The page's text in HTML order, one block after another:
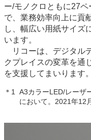
ー/モノクロともに27
で、業務効率向上に貢
し、幅広い用紙サイズ
います。
リコーは、デジタル
クプレイスの変革を通
を支援してまいります。
＊1
A3カラーLED/レーザ
において。2021年12